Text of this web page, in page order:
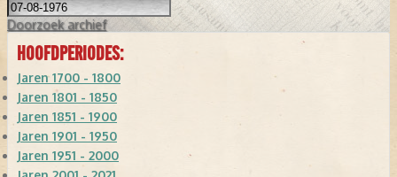
Doorzoek archief
HOOFDPERIODES:
Jaren 1700 - 1800
Jaren 1801 - 1850
Jaren 1851 - 1900
Jaren 1901 - 1950
Jaren 1951 - 2000